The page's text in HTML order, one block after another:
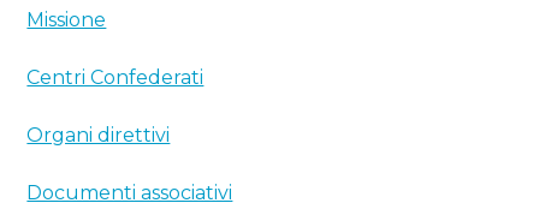
Missione
Centri Confederati
Organi direttivi
Documenti associativi